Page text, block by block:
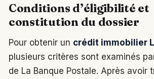
Conditions d’éligibilité et
constitution du dossier
Pour obtenir un crédit immobilier
plusieurs critères sont examinés
de La Banque Postale. Après avoir